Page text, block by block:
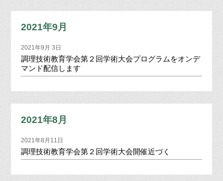
2021年9月
2021年9月 3日
調理技術教育学会第２回学術大会プログラムをオンデ
マンド配信します
2021年8月
2021年8月11日
調理技術教育学会第２回学術大会開催近づく